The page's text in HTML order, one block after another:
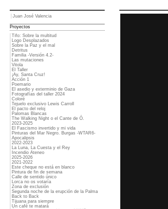
Juan José Valencia
Proyectos
Tifo: Sobre la multitud
Logo Desplazados
Sobre la Paz y el mal
Detritus
Familia -Versión 4.2-
Las mutaciones
Vitola
El Taller
¡Ay, Santa Cruz!
Acción 1
Poemario
El asedio y exterminio de Gaza
Fotografías del taller 2024
Coloré
Tejuelo exclusivo Lewis Carroll
El pacto del reloj
Palomas Blancas
The Walking Night o el Cante de Ó.
2023-2025
El Fascismo invertido y mi vida
Pinturas del Mar Negro. Burgas -WTAR6-
Apocalipsis
2022-2023
La Luna, La Cuesta y el Rey
Incendio Ateneo
2025-2026
2021-2022
Este cheque no está en blanco
Pintura de fin de semana
Calle de sentido único
Lorca no os votaría
Zona de exclusión
Segunda noche de la erupción de la Palma
Back to Back
Tijuana para siempre
Un café te matará